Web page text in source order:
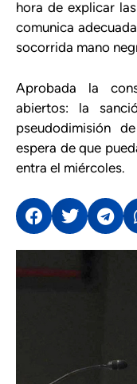
hora de explicar
comunica
socorrida mano
Aprobada la
abiertos: la
pseudodimisión
espera de que
entra el miércoles.